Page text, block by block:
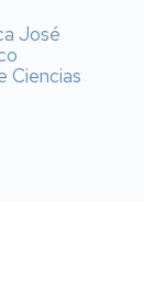
José
Ciencias